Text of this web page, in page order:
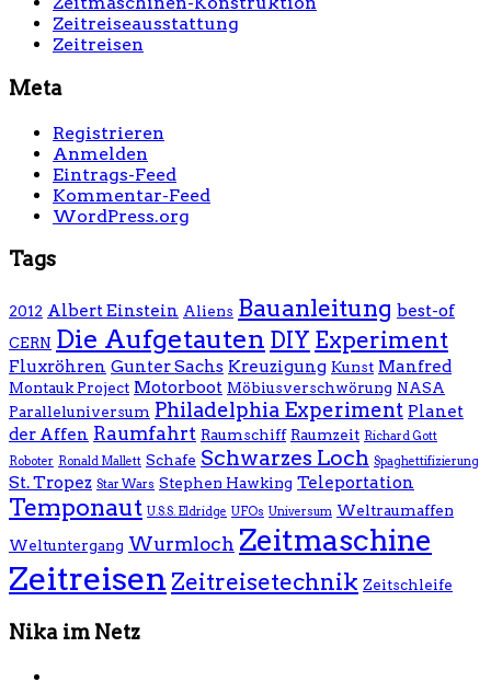
Zeitreiseausstattung
Zeitreisen
Meta
Registrieren
Anmelden
Eintrags-Feed
Kommentar-Feed
WordPress.org
Tags
2012 Albert Einstein Aliens Bauanleitung best-of
CERN Die Aufgetauten DIY Experiment
Fluxröhren Gunter Sachs Kreuzigung Kunst Manfred
Montauk Project Motorboot Möbiusverschwörung NASA
Paralleluniversum Philadelphia Experiment Planet
der Affen Raumfahrt Raumschiff Raumzeit Richard Gott
Roboter Ronald Mallett Schafe Schwarzes Loch Spaghettifizierung
St. Tropez Star Wars Stephen Hawking Teleportation
Temponaut U.S.S. Eldridge UFOs Universum Weltraumaffen
Weltuntergang Wurmloch Zeitmaschine
Zeitreisen Zeitreisetechnik Zeitschleife
Nika im Netz